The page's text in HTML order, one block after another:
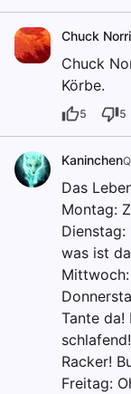
Chuck
Chuck
Körbe.
5 5
Kaninchen
Das
Montag:
Dienstag:
was ist
Tante da!
Racker!
Freitag: